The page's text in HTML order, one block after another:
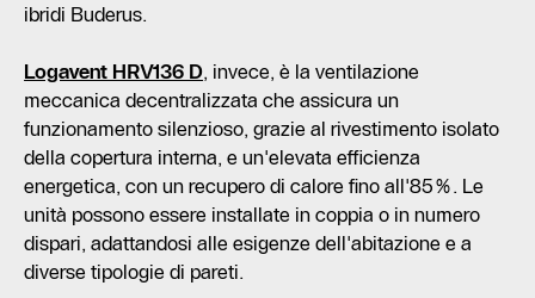
ibridi Buderus.
Logavent HRV136 D, invece, è la ventilazione
meccanica decentralizzata che assicura un
funzionamento silenzioso, grazie al rivestimento isolato
della copertura interna, e un'elevata efficienza
energetica, con un recupero di calore fino all'85%. Le
unità possono essere installate in coppia o in numero
dispari, adattandosi alle esigenze dell'abitazione e a
diverse tipologie di pareti.